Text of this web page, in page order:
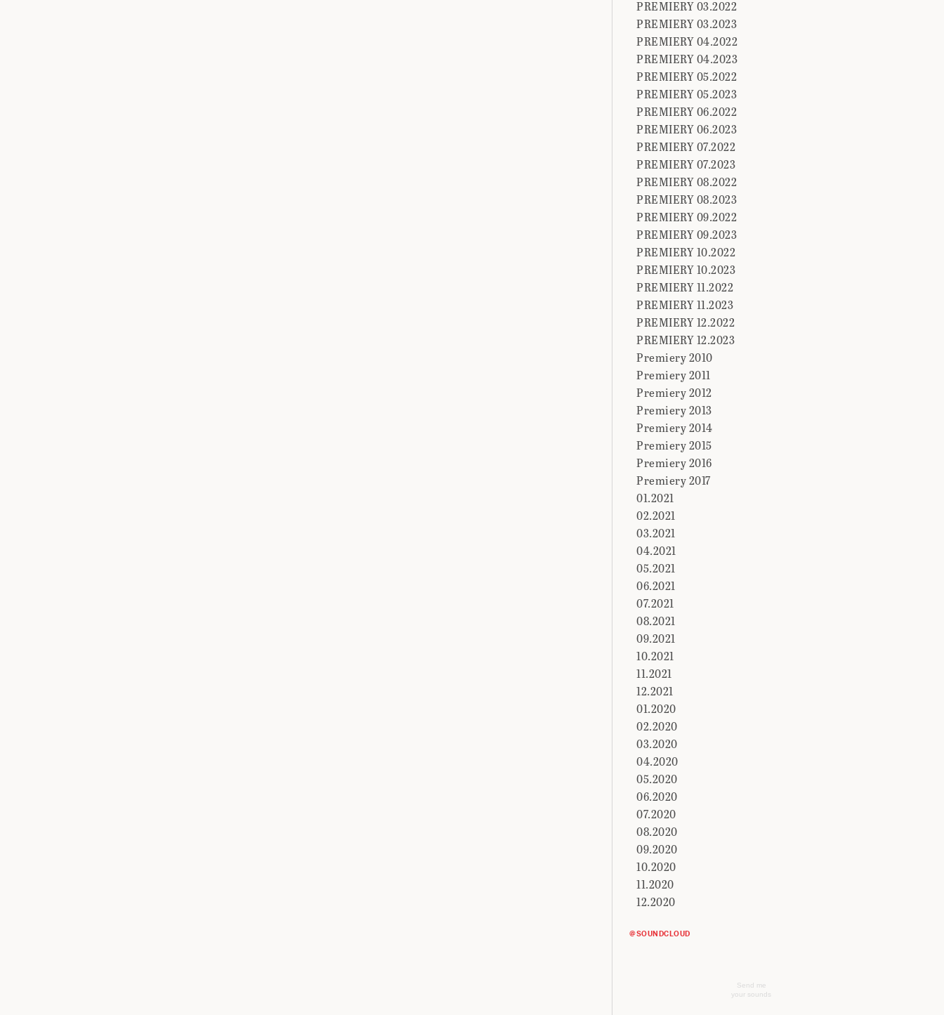
PREMIERY 03.2022
PREMIERY 03.2023
PREMIERY 04.2022
PREMIERY 04.2023
PREMIERY 05.2022
PREMIERY 05.2023
PREMIERY 06.2022
PREMIERY 06.2023
PREMIERY 07.2022
PREMIERY 07.2023
PREMIERY 08.2022
PREMIERY 08.2023
PREMIERY 09.2022
PREMIERY 09.2023
PREMIERY 10.2022
PREMIERY 10.2023
PREMIERY 11.2022
PREMIERY 11.2023
PREMIERY 12.2022
PREMIERY 12.2023
Premiery 2010
Premiery 2011
Premiery 2012
Premiery 2013
Premiery 2014
Premiery 2015
Premiery 2016
Premiery 2017
01.2021
02.2021
03.2021
04.2021
05.2021
06.2021
07.2021
08.2021
09.2021
10.2021
11.2021
12.2021
01.2020
02.2020
03.2020
04.2020
05.2020
06.2020
07.2020
08.2020
09.2020
10.2020
11.2020
12.2020
@SOUNDCLOUD
Send me
your sounds